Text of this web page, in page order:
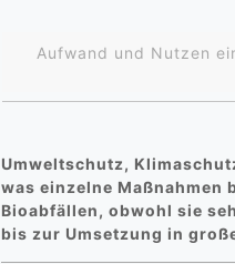
Aufwand und Nutzen
Umweltschutz,
was einzelne
Bioabfällen, obwohl sie
bis zur Umsetzung in